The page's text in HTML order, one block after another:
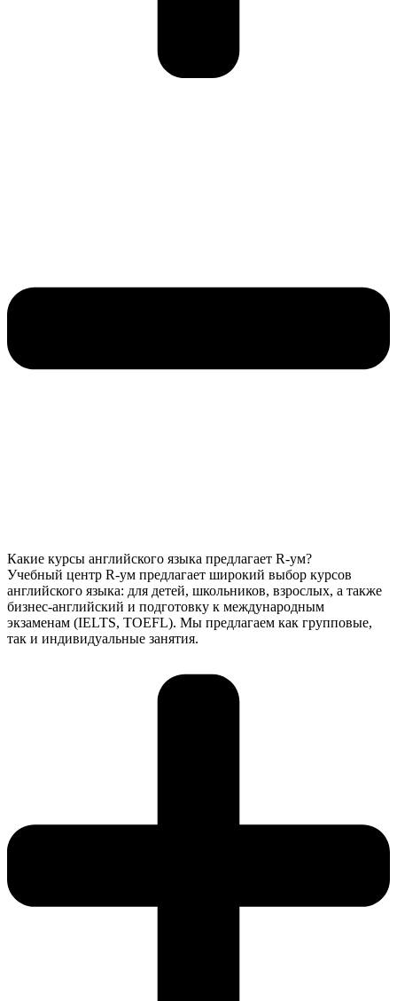
Какие курсы английского языка предлагает R-ум?
Учебный центр R-ум предлагает широкий выбор курсов
английского языка: для детей, школьников, взрослых, а также
бизнес-английский и подготовку к международным
экзаменам (IELTS, TOEFL). Мы предлагаем как групповые,
так и индивидуальные занятия.